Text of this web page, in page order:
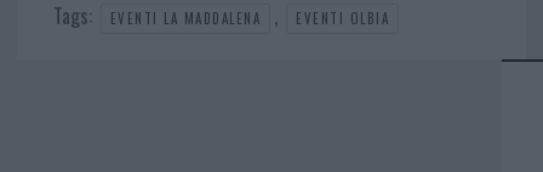
Tags: EVENTI LA MADDALENA , EVENTI OLBIA